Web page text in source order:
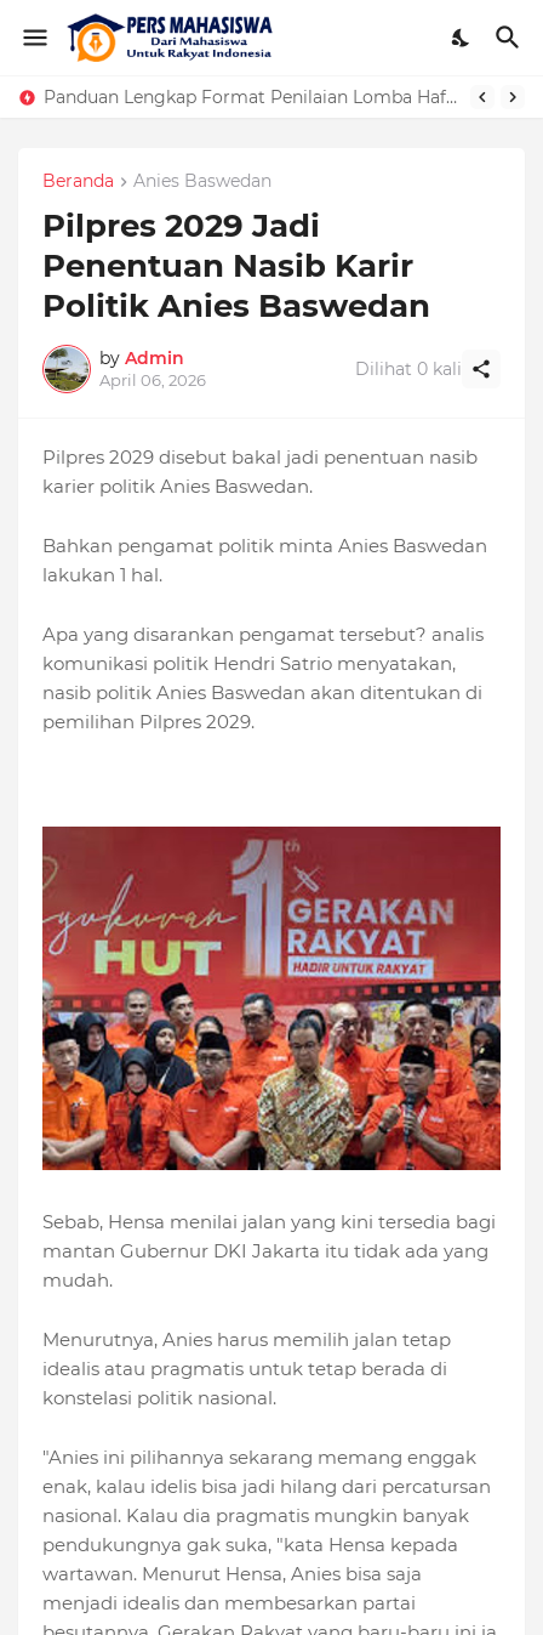
Panduan Lengkap Format Penilaian Lomba Hafalan Surat Pendek
Beranda Anies Baswedan
Pilpres 2029 Jadi
Penentuan Nasib Karir
Politik Anies Baswedan
by Admin
April 06, 2026
Dilihat 0 kali
Pilpres 2029 disebut bakal jadi penentuan nasib
karier politik Anies Baswedan.
Bahkan pengamat politik minta Anies Baswedan
lakukan 1 hal.
Apa yang disarankan pengamat tersebut? analis
komunikasi politik Hendri Satrio menyatakan,
nasib politik Anies Baswedan akan ditentukan di
pemilihan Pilpres 2029.
Sebab, Hensa menilai jalan yang kini tersedia bagi
mantan Gubernur DKI Jakarta itu tidak ada yang
mudah.
Menurutnya, Anies harus memilih jalan tetap
idealis atau pragmatis untuk tetap berada di
konstelasi politik nasional.
"Anies ini pilihannya sekarang memang enggak
enak, kalau idelis bisa jadi hilang dari percatursan
nasional. Kalau dia pragmatis mungkin banyak
pendukungnya gak suka, "kata Hensa kepada
wartawan. Menurut Hensa, Anies bisa saja
menjadi idealis dan membesarkan partai